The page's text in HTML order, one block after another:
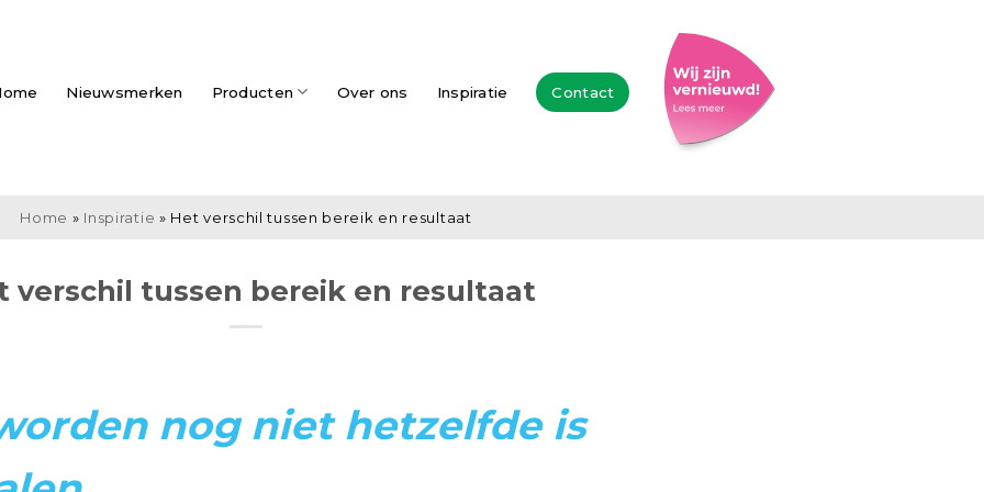
Nieuwsmerken Producten Over ons Inspiratie Contact
Home » Inspiratie » Het verschil tussen bereik en resultaat
verschil tussen bereik en resultaat
nog niet hetzelfde is